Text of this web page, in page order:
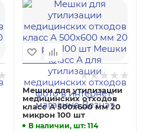
Мешки для утилизации
медицинских отходов
класс А 500х600 мм 20
микрон 100 шт
В наличии, шт: 114